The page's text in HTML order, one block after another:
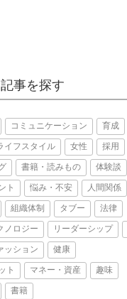
事を探す
コミュニケーション 育成
イフスタイル 女性 採用
書籍・読みもの 体験談
ト 悩み・不安 人間関係
組織体制 タブー 法律
ノロジー リーダーシップ
ッション 健康
ト マネー・資産 趣味
書籍